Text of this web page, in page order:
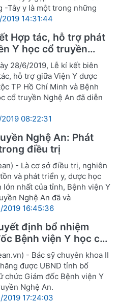
-Tây y là một trong những
14:31:44
Hợp tác, hỗ trợ phát
Y học cổ truyền
28/6/2019, Lễ kí kết biên
hỗ trợ giữa Viện Y dược
TP Hồ Chí Minh và Bệnh
cổ truyền Nghệ An đã diễn
08:22:31
Nghệ An: Phát
điều trị
- Là cơ sở điều trị, nghiên
và phát triển y, dược học
lớn nhất của tỉnh, Bệnh viện Y
Nghệ An đã và
2019 16:45:36
định bổ nhiệm
Bệnh viện Y học cổ
An
- Bác sỹ chuyên khoa II
được UBND tỉnh bổ
chức Giám đốc Bệnh viện Y
Nghệ An.
17:24:03